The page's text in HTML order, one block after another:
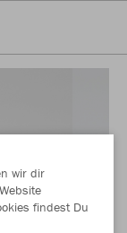
wir dir
findest Du